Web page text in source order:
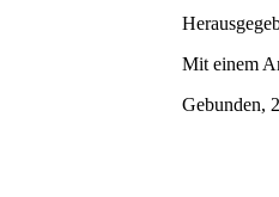
Mit einem
Gebunden,